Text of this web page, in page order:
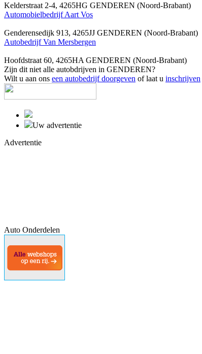
Kelderstraat 2-4, 4265HG GENDEREN (Noord-Brabant)
Automobielbedrijf Aart Vos
Genderensedijk 913, 4265JJ GENDEREN (Noord-Brabant)
Autobedrijf Van Mersbergen
Hoofdstraat 60, 4265HA GENDEREN (Noord-Brabant)
Zijn dit niet alle autobdrijven in GENDEREN?
Wilt u aan ons een autobedrijf doorgeven of laat u inschrijven
Uw advertentie
Advertentie
Auto Onderdelen